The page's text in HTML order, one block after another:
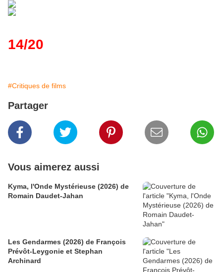
14/20
#Critiques de films
Partager
Vous aimerez aussi
Kyma, l'Onde Mystérieuse (2026) de
Romain Daudet-Jahan
Les Gendarmes (2026) de François
Prévôt-Leygonie et Stephan
Archinard